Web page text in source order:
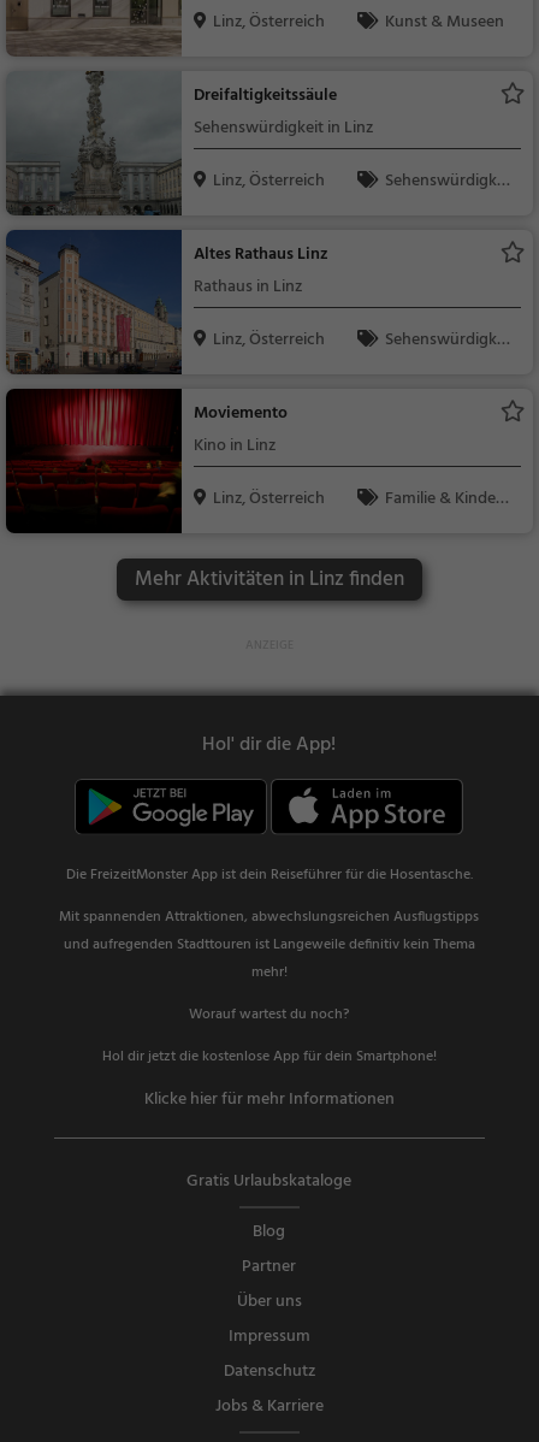
Linz, Österreich
Kunst & Museen
Dreifaltigkeitssäule
Sehenswürdigkeit in Linz
Linz, Österreich
Sehenswürdigkei
Altes Rathaus Linz
Rathaus in Linz
Linz, Österreich
Sehenswürdigkei
Moviemento
Kino in Linz
Linz, Österreich
Familie & Kinder,
Mehr Aktivitäten in Linz finden
Hol' dir die App!
Die FreizeitMonster App ist dein Reiseführer für die Hosentasche.
Mit spannenden Attraktionen, abwechslungsreichen Ausflugstipps
und aufregenden Stadttouren ist Langeweile definitiv kein Thema
mehr!
Worauf wartest du noch?
Hol dir jetzt die kostenlose App für dein Smartphone!
Klicke hier für mehr Informationen
Gratis Urlaubskataloge
Blog
Partner
Über uns
Impressum
Datenschutz
Jobs & Karriere